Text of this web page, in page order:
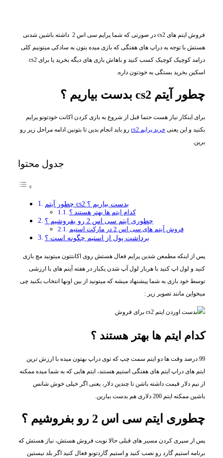
فروش ایتم های cs2 در صورتی که شما پرایم سی اس 2 داشته باشین شدنی
هستش با توجه به دراپ های هفتگی که بازی میده بتون به سادکی میتونیم کلی
درامد کوچیک کوچیک کسب کنید و باهاش بازی های دیگه بخرید یا برای cs2
اسکین بخرید بستگی به خودتون داره.
چطور آیتم cs2 بدست بیاریم ؟
برای اینکار نیاز هست حتما قبل از شروع به بازی کردن اکانت خودتونو پرایم
بکنید و این یعنی خرید پرایم cs2
رو باید انجام بدین تا بتونین ادامه مراحل زیر رو
برین.
جدول محتوا
چطور آیتم cs2 بدست بیاریم ؟
کدام ایتم ها بهتر هستند ؟
چطوری ایتم سی اس 2 رو بفروشیم ؟
فروش آیتم های سی اس 2 در مارکت استیم
برداشت پول از استیم چگونه است ؟
پس از اینکه مطمعن شدین پرایم فعال هستش روی اکانتتون میتونید مچ بازی
کنید و لول اپ کنید با هربار لول آپ شدن یکبار در هفته آیتم های با ارزشی
توسط خود بازی به شما پیشنهاد میشه که میتونید از بین اونها انتخاب بکنید چی
میخواین مانند تصویر زیر :
کدام ایتم ها بهتر هستند ؟
99 درصد وقت ها دو ایتم سمت چپ که توی دراپ بهتون میده با ارزش ترین
ایتم های دراپ ایتم های هفتگی استیم هستند، ایتم هایی که به شما میده ممکنه
از نیم دلار قیمت داشته باشن تا چندین دلار، یعنی اگر خیلی خوش شانس
باشین ممکنه ایتم 200 دلاری هم بدست بیارین.
چطوری ایتم سی اس 2 رو بفروشیم ؟
پس از سپری کردن مسیر های قبلی حالا نوبت فروش هستش، نیاز هستش که
برنامه استیم گارد رو نصب کنید و استیم گاردتونو فعال کنید اگر بلد نیستین